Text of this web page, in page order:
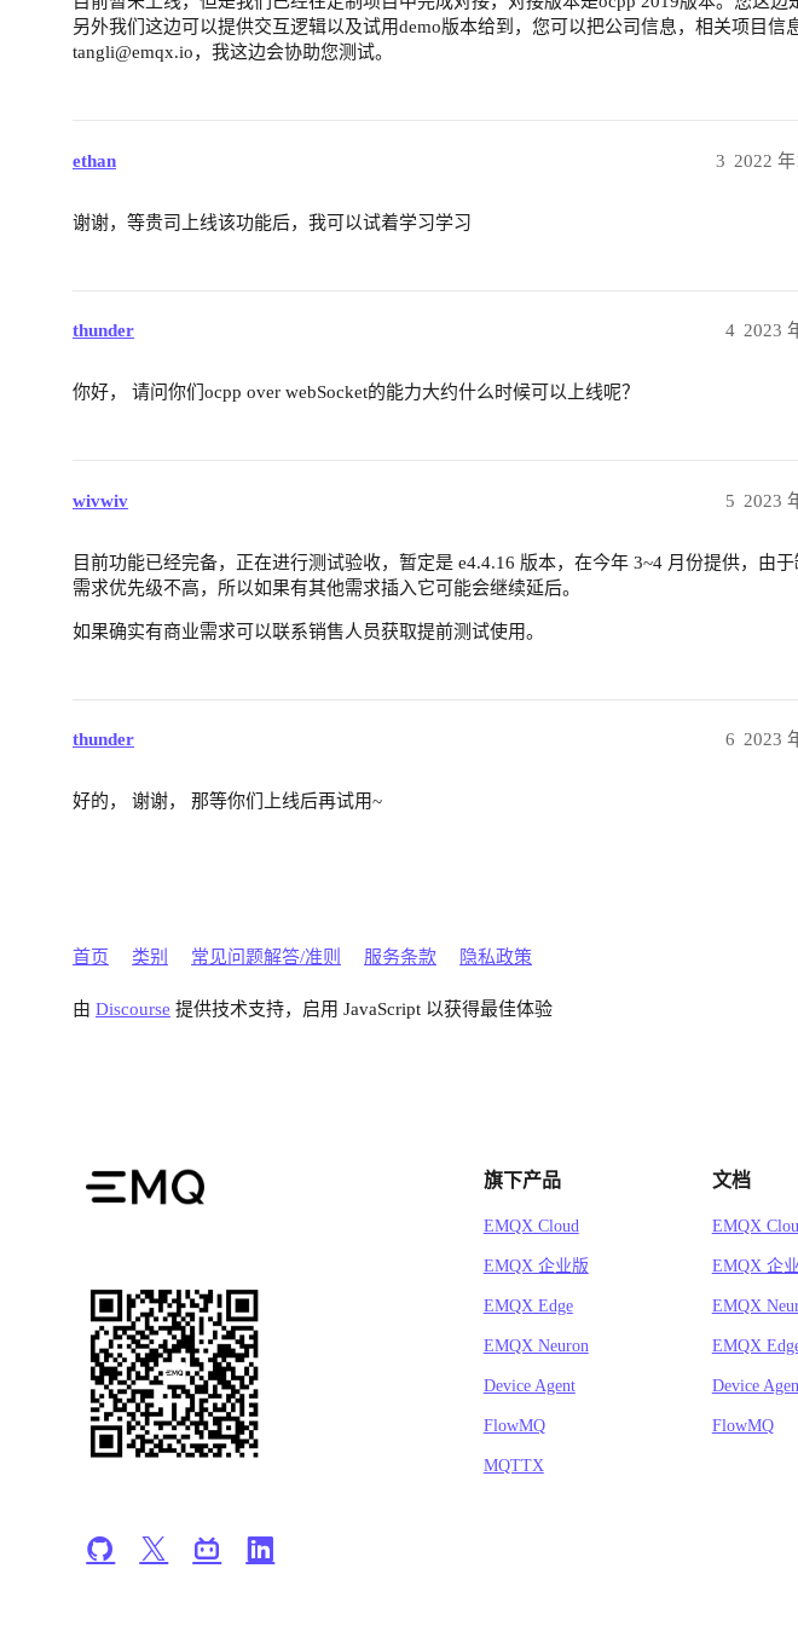
另外我们这边可以提供交互逻辑以及试用demo版本给到，您可以把公司信息，相关项目信
tangli@emqx.io，我这边会协助您测试。
ethan 2022
3
谢谢，等贵司上线该功能后，我可以试着学习学习
thunder 2023
4
你好， 请问你们ocpp over webSocket的能力大约什么时候可以上线呢？
wivwiv 2023
5
目前功能已经完备，正在进行测试验收，暂定是 e4.4.16 版本，在今年 3~4 月份提供，由
需求优先级不高，所以如果有其他需求插入它可能会继续延后。
如果确实有商业需求可以联系销售人员获取提前测试使用。
thunder 2023
6
好的， 谢谢， 那等你们上线后再试用~
首页 类别 常见问题解答/准则 服务条款 隐私政策
由 Discourse 提供技术支持，启用 JavaScript 以获得最佳体验
旗下产品
EMQX Cloud
EMQX 企业版
EMQX Edge
EMQX Neuron
Device Agent
FlowMQ
MQTTX
文档
EMQX
EMQX 企
EMQX
EMQX
Device
FlowMQ